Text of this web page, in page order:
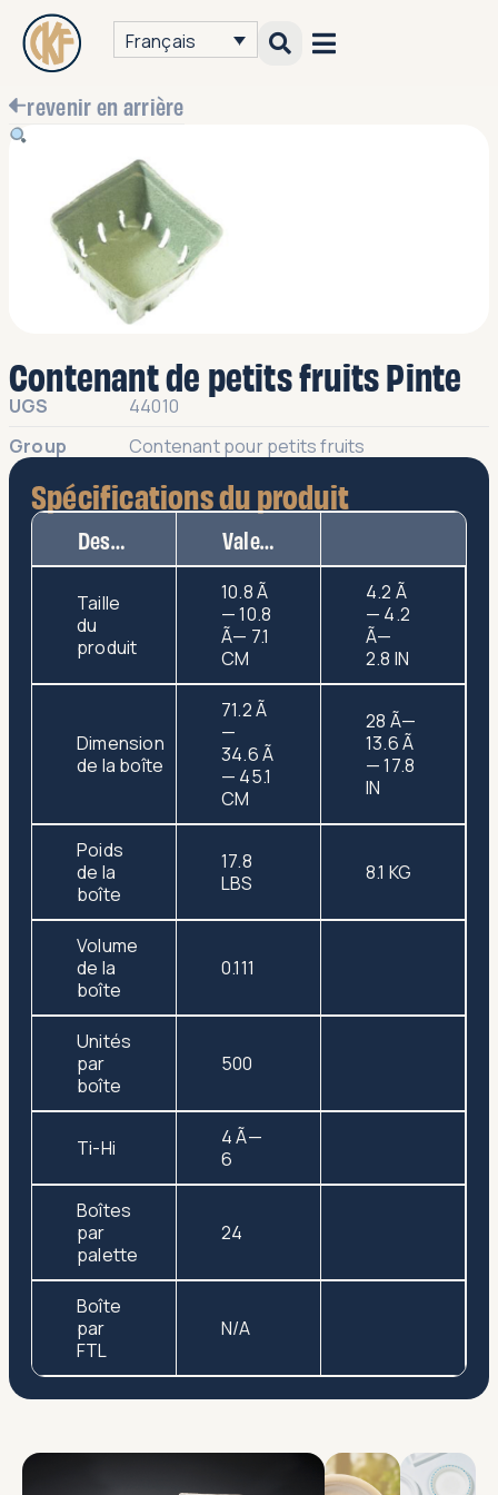
Français
revenir en arrière
Contenant de petits fruits Pinte
UGS
44010
Group
Contenant pour petits fruits
Spécifications du produit
Description Valeur
Taille
du
produit
10.8 Ã
— 10.8
Ã— 7.1
CM
4.2 Ã
— 4.2
Ã—
2.8 IN
Dimension
de la boîte
71.2 Ã
—
34.6 Ã
— 45.1
CM
28 Ã—
13.6 Ã
— 17.8
IN
Poids
de la
boîte
17.8
LBS
8.1 KG
Volume
de la
boîte
0.111
Unités
par
boîte
500
Ti-Hi
4 Ã—
6
Boîtes
par
palette
24
Boîte
par
FTL
N/A